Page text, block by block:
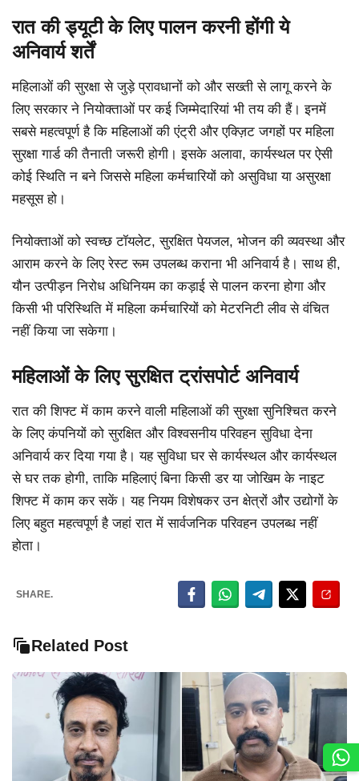
रात की ड्यूटी के लिए पालन करनी होंगी ये
अनिवार्य शर्तें
महिलाओं की सुरक्षा से जुड़े प्रावधानों को और सख्ती से लागू करने के
लिए सरकार ने नियोक्ताओं पर कई जिम्मेदारियां भी तय की हैं। इनमें
सबसे महत्वपूर्ण है कि महिलाओं की एंट्री और एक्ज़िट जगहों पर महिला
सुरक्षा गार्ड की तैनाती जरूरी होगी। इसके अलावा, कार्यस्थल पर ऐसी
कोई स्थिति न बने जिससे महिला कर्मचारियों को असुविधा या असुरक्षा
महसूस हो।
नियोक्ताओं को स्वच्छ टॉयलेट, सुरक्षित पेयजल, भोजन की व्यवस्था और
आराम करने के लिए रेस्ट रूम उपलब्ध कराना भी अनिवार्य है। साथ ही,
यौन उत्पीड़न निरोध अधिनियम का कड़ाई से पालन करना होगा और
किसी भी परिस्थिति में महिला कर्मचारियों को मेटरनिटी लीव से वंचित
नहीं किया जा सकेगा।
महिलाओं के लिए सुरक्षित ट्रांसपोर्ट अनिवार्य
रात की शिफ्ट में काम करने वाली महिलाओं की सुरक्षा सुनिश्चित करने
के लिए कंपनियों को सुरक्षित और विश्वसनीय परिवहन सुविधा देना
अनिवार्य कर दिया गया है। यह सुविधा घर से कार्यस्थल और कार्यस्थल
से घर तक होगी, ताकि महिलाएं बिना किसी डर या जोखिम के नाइट
शिफ्ट में काम कर सकें। यह नियम विशेषकर उन क्षेत्रों और उद्योगों के
लिए बहुत महत्वपूर्ण है जहां रात में सार्वजनिक परिवहन उपलब्ध नहीं
होता।
SHARE.
Related Post